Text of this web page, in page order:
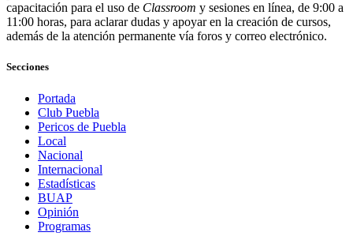
capacitación para el uso de Classroom y sesiones en línea, de 9:00 a
11:00 horas, para aclarar dudas y apoyar en la creación de cursos,
además de la atención permanente vía foros y correo electrónico.
Secciones
Portada
Club Puebla
Pericos de Puebla
Local
Nacional
Internacional
Estadísticas
BUAP
Opinión
Programas